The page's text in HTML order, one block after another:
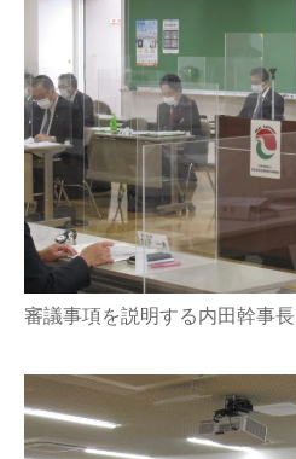
審議事項を説明する内田幹事長